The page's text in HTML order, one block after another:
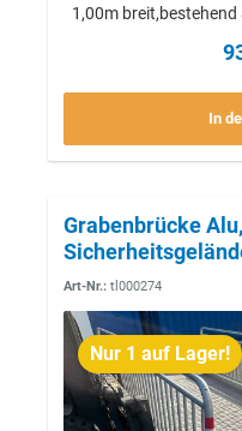
1,00m
Stahl-
UhrTransport auf
In
Nur 1 auf Lager!
Grabenbrücke
Art-Nr.: tl000274